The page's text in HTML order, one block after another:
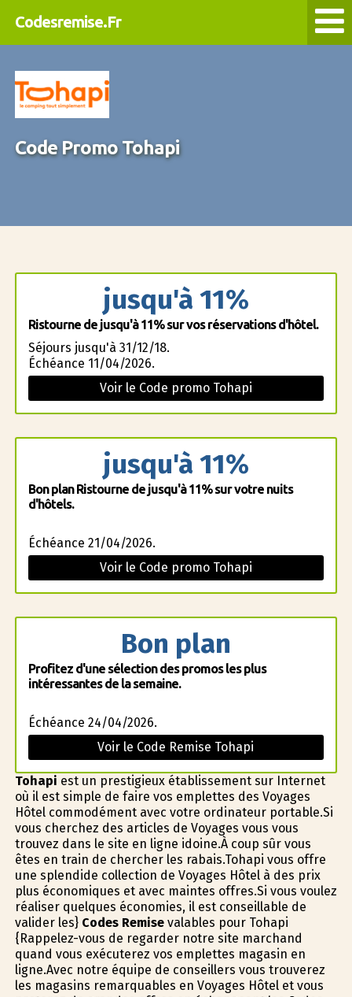
Codesremise.Fr
Code Promo Tohapi
jusqu'à 11%
Ristourne de jusqu'à 11% sur vos réservations d'hôtel.
Séjours jusqu'à 31/12/18.
Échéance 11/04/2026.
Voir le Code promo Tohapi
jusqu'à 11%
Bon plan Ristourne de jusqu'à 11% sur votre nuits
d'hôtels.
Échéance 21/04/2026.
Voir le Code promo Tohapi
Bon plan
Profitez d'une sélection des promos les plus
intéressantes de la semaine.
Échéance 24/04/2026.
Voir le Code Remise Tohapi
Tohapi est un prestigieux établissement sur Internet
où il est simple de faire vos emplettes des Voyages
Hôtel commodément avec votre ordinateur portable.Si
vous cherchez des articles de Voyages vous vous
trouvez dans le site en ligne idoine.À coup sûr vous
êtes en train de chercher les rabais.Tohapi vous offre
une splendide collection de Voyages Hôtel à des prix
plus économiques et avec maintes offres.Si vous voulez
réaliser quelques économies, il est conseillable de
valider les} Codes Remisevalables pour Tohapi
{Rappelez-vous de regarder notre site marchand
quand vous exécuterez vos emplettes magasin en
ligne.Avec notre équipe de conseillers vous trouverez
les magasins remarquables en Voyages Hôtel et vous